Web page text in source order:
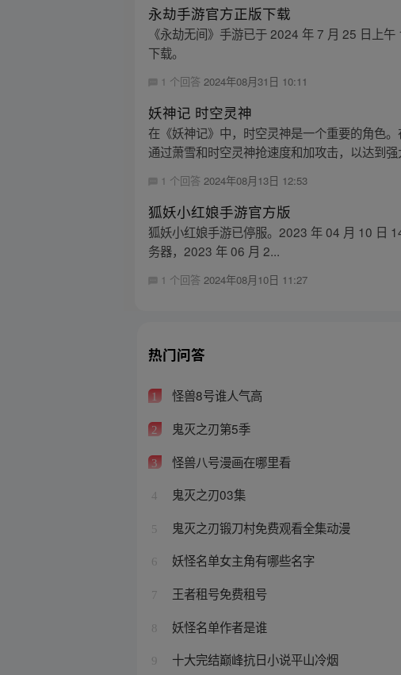
永劫手游官方正版下载
《永劫无间》手游已于 2024 年 7 月 25 日上
下载。
1 个回答 2024年08月31日 10:11
妖神记 时空灵神
在《妖神记》中，时空灵神是一个重要的角色
通过萧雪和时空灵神抢速度和加攻击，以达到
1 个回答 2024年08月13日 12:53
狐妖小红娘手游官方版
狐妖小红娘手游已停服。2023 年 04 月 10 日
务器，2023 年 06 月 2...
1 个回答2024年08月10日 11:27
热门问答
1 怪兽8号谁人气高
2 鬼灭之刃第5季
3 怪兽八号漫画在哪里看
4 鬼灭之刃03集
5 鬼灭之刃锻刀村免费观看全集动漫
6 妖怪名单女主角有哪些名字
7 王者租号免费租号
8 妖怪名单作者是谁
9 十大完结巅峰抗日小说平山冷烟